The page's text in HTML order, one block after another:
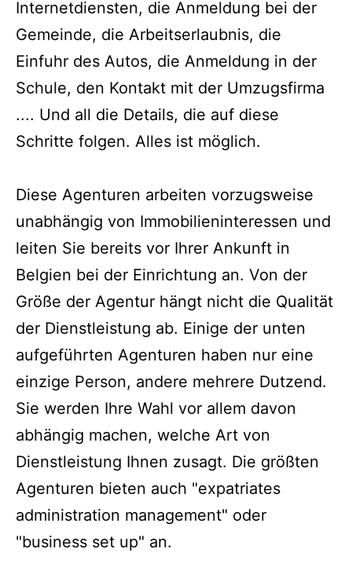
Internetdiensten, die Anmeldung bei der
Gemeinde, die Arbeitserlaubnis, die
Einfuhr des Autos, die Anmeldung in der
Schule, den Kontakt mit der Umzugsfirma
.... Und all die Details, die auf diese
Schritte folgen. Alles ist möglich.
Diese Agenturen arbeiten vorzugsweise
unabhängig von Immobilieninteressen und
leiten Sie bereits vor Ihrer Ankunft in
Belgien bei der Einrichtung an. Von der
Größe der Agentur hängt nicht die Qualität
der Dienstleistung ab. Einige der unten
aufgeführten Agenturen haben nur eine
einzige Person, andere mehrere Dutzend.
Sie werden Ihre Wahl vor allem davon
abhängig machen, welche Art von
Dienstleistung Ihnen zusagt. Die größten
Agenturen bieten auch "expatriates
administration management" oder
"business set up" an.